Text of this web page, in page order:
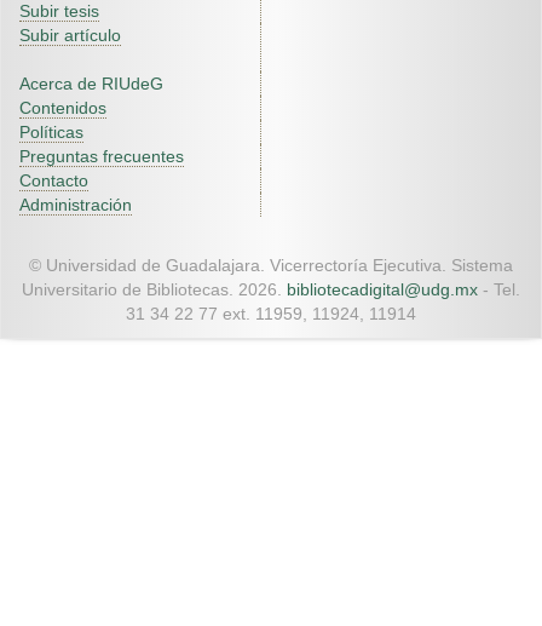
Subir tesis
Subir artículo
Acerca de RIUdeG
Contenidos
Políticas
Preguntas frecuentes
Contacto
Administración
© Universidad de Guadalajara. Vicerrectoría Ejecutiva. Sistema
Universitario de Bibliotecas. 2026. bibliotecadigital@udg.mx - Tel.
31 34 22 77 ext. 11959, 11924, 11914